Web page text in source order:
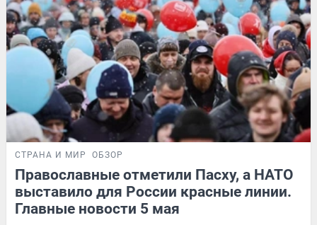
СТРАНА И МИР ОБЗОР
Православные отметили Пасху, а НАТО
выставило для России красные линии.
Главные новости 5 мая